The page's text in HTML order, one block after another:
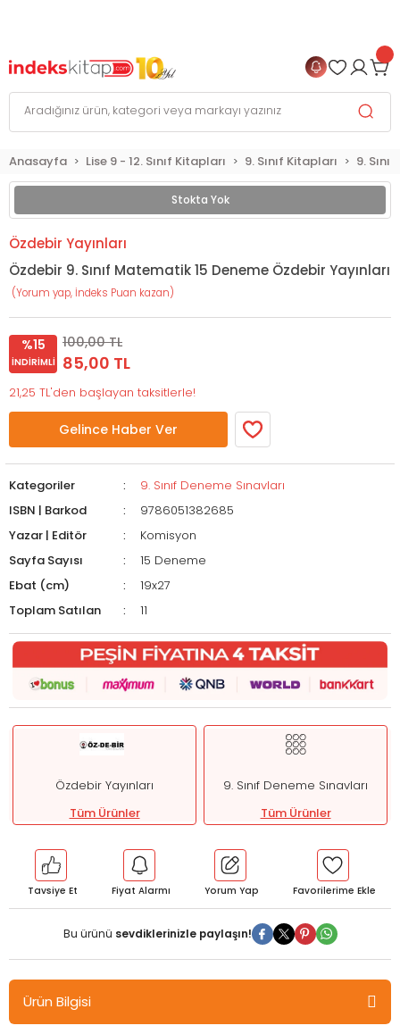
Anasayfa Lise 9 - 12. Sınıf Kitapları 9. Sınıf Kitapları 9.
Stokta Yok
Özdebir Yayınları
Özdebir 9. Sınıf Matematik 15 Deneme Özdebir Yayınları
(Yorum yap, İndeks Puan kazan)
%15
İNDIRIMLI
100,00 TL
85,00 TL
21,25 TL'den başlayan taksitlerle!
Gelince Haber Ver
Kategoriler
9. Sınıf Deneme Sınavları
ISBN | Barkod
9786051382685
Yazar | Editör
Komisyon
Sayfa Sayısı
15 Deneme
Ebat (cm)
19x27
Toplam Satılan
11
Özdebir Yayınları
Tüm Ürünler
9. Sınıf Deneme Sınavları
Tüm Ürünler
Tavsiye Et Fiyat Alarmı Yorum Yap
Bu ürünü sevdiklerinizle paylaşın!
Ürün Bilgisi